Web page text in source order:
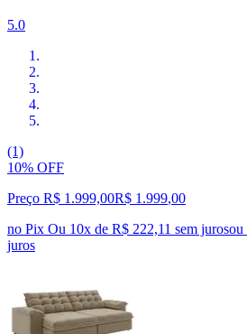
5.0
(1)
10% OFF
Preço R$ 1.999,00R$ 1.999,00
no Pix Ou 10x de R$ 222,11 sem jurosou
juros